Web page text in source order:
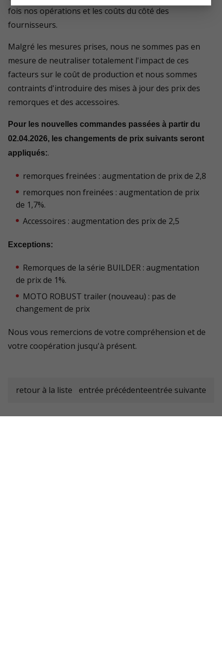
fois nos opérations et les coûts du côté des
fournisseurs.
Malgré les mesures prises, nous ne sommes pas en
mesure de neutraliser totalement l'impact de ces
facteurs sur le coût de production et nous sommes
contraints d'introduire des mises à jour des prix des
remorques et des accessoires.
Pour les nouvelles commandes passées à partir du
02.04.2026, les changements de prix suivants seront
appliqués:.
remorques freinées : augmentation de prix de 2,8
remorques non freinées : augmentation de prix
de 1,7%.
Accessoires : augmentation des prix de 2,5
Exceptions:
Remorques de la série BUILDER : augmentation
de prix de 1%.
MOTO ROBUST trailer (nouveau) : pas de
changement de prix
Nous vous remercions de votre compréhension et de
votre coopération jusqu'à présent.
retour à la liste entrée précédenteentrée suivante